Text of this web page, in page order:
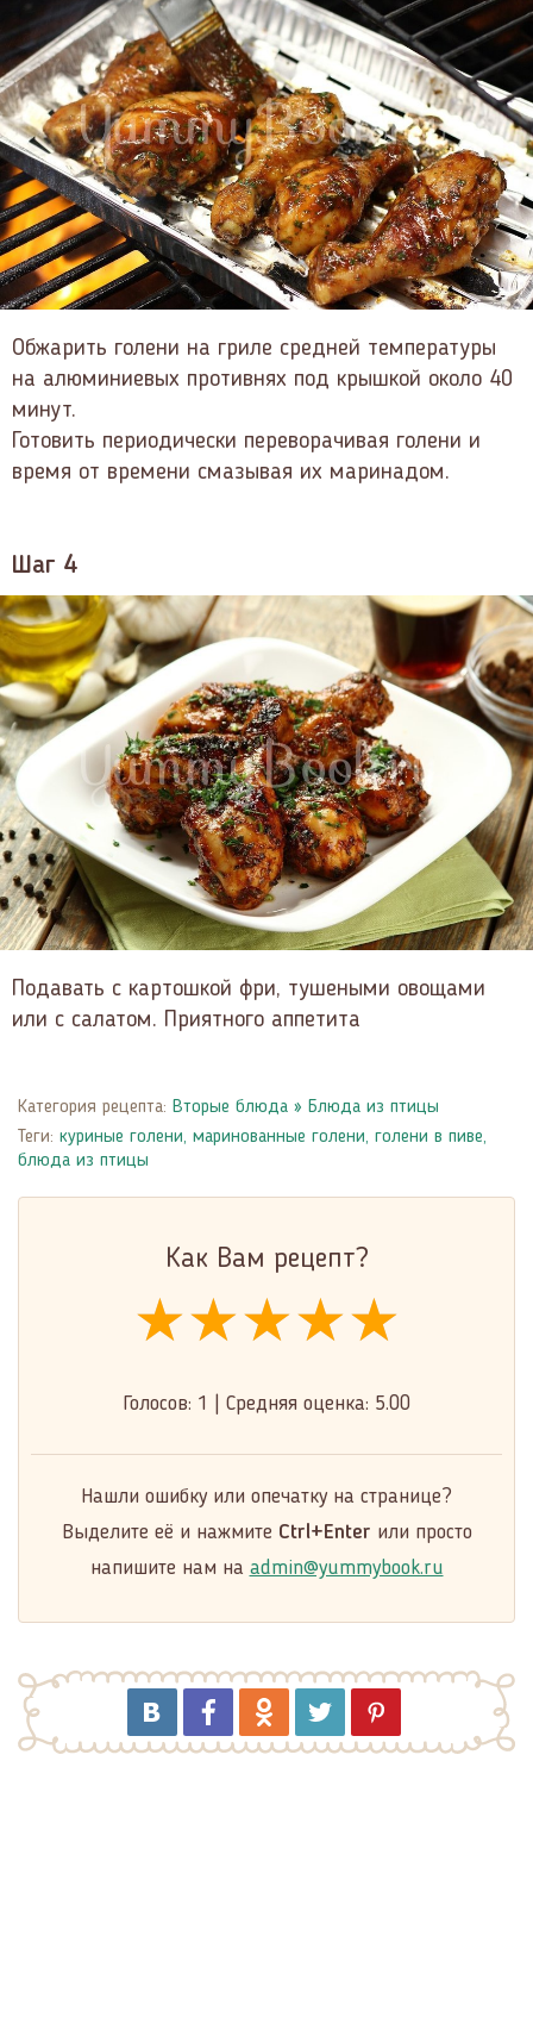
Обжарить голени на гриле средней температуры
на алюминиевых противнях под крышкой около 40
минут.
Готовить периодически переворачивая голени и
время от времени смазывая их маринадом.
Шаг 4
Подавать с картошкой фри, тушеными овощами
или с салатом. Приятного аппетита
Категория рецепта: Вторые блюда » Блюда из птицы
Теги: куриные голени, маринованные голени, голени в пиве,
блюда из птицы
Как Вам рецепт?
★★★★★
★★★★★
★★★★★
Голосов: 1 Средняя оценка: 5.00
Нашли ошибку или опечатку на странице?
Выделите её и нажмите Ctrl+Enter или просто
напишите нам на admin@yummybook.ru